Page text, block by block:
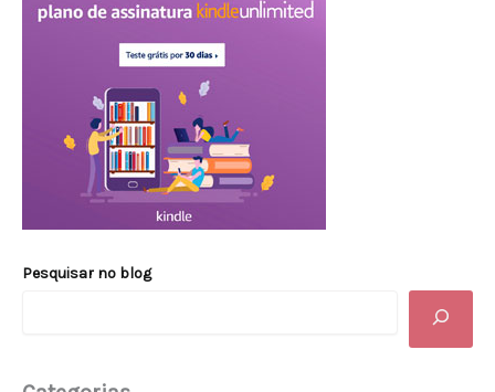
Pesquisar no blog